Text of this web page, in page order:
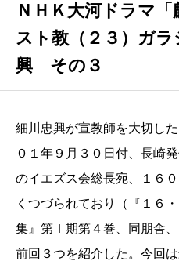
ＮＨＫ大河ドラマ
スト教（２３）ガ
興 その３
細川忠興が宣教師を大切し
０１年９月３０日付、長崎
のイエズス会総長宛、１６
くつづられており（『１６
集』第Ｉ期第４巻、同朋舎
前回３つを紹介した。今回